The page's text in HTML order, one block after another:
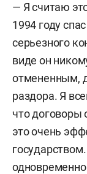
— Я считаю
1994 году
серьезного
виде он
отмененным,
раздора. Я
что договоры
это очень